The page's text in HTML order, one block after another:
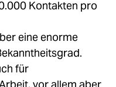
Kontakten pro
eine enorme
für